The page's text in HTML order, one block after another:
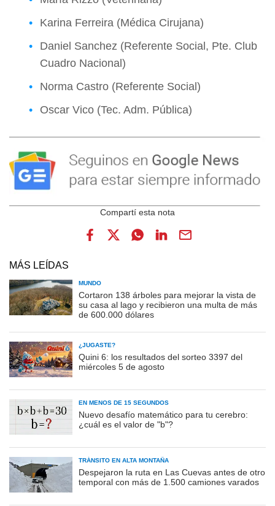
Karina Ferreira (Médica Cirujana)
Daniel Sanchez (Referente Social, Pte. Club
Cuadro Nacional)
Norma Castro (Referente Social)
Oscar Vico (Tec. Adm. Pública)
MÁS LEÍDAS
MUNDO
Cortaron 138 árboles para mejorar la vista de
su casa al lago y recibieron una multa de más
de 600.000 dólares
¿JUGASTE?
Quini 6: los resultados del sorteo 3397 del
miércoles 5 de agosto
EN MENOS DE 15 SEGUNDOS
Nuevo desafío matemático para tu cerebro:
¿cuál es el valor de "b"?
TRÁNSITO EN ALTA MONTAÑA
Despejaron la ruta en Las Cuevas antes de otro
temporal con más de 1.500 camiones varados